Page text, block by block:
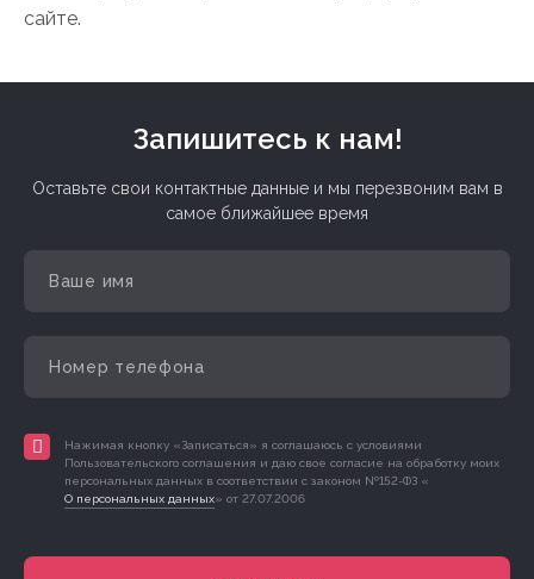
сайте.
Запишитесь к нам!
Оставьте свои контактные данные и мы перезвоним вам в
самое ближайшее время
Нажимая кнопку «Записаться» я соглашаюсь с условиями
Пользовательского соглашения и даю свое согласие на обработку моих
персональных данных в соответствии с законом №152-ФЗ «
О персональных данных» от 27.07.2006